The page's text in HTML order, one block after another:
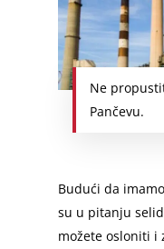
Ne
Pančevu.
Budući da
su u pitanju
možete osloniti i